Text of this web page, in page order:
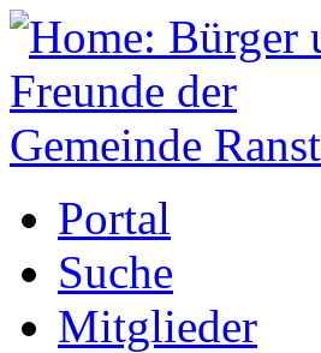
Portal
Suche
Mitglieder